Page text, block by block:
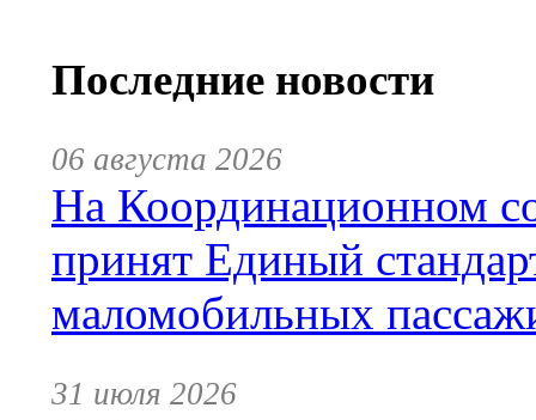
Последние новости
06 августа 2026
На Координационном
принят Единый
маломобильных
31 июля 2026